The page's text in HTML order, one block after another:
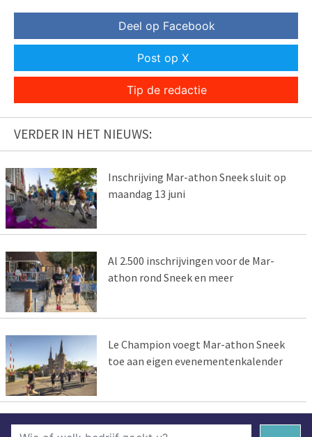
Deel op Facebook
Post op X
Tip de redactie
VERDER IN HET NIEUWS:
Inschrijving Mar-athon Sneek sluit op
maandag 13 juni
Al 2.500 inschrijvingen voor de Mar-
athon rond Sneek en meer
Le Champion voegt Mar-athon Sneek
toe aan eigen evenementenkalender